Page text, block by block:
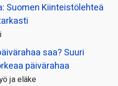
Suomen Kiinteistölehteä
saa? Suuri
päivärahaa
ja eläke